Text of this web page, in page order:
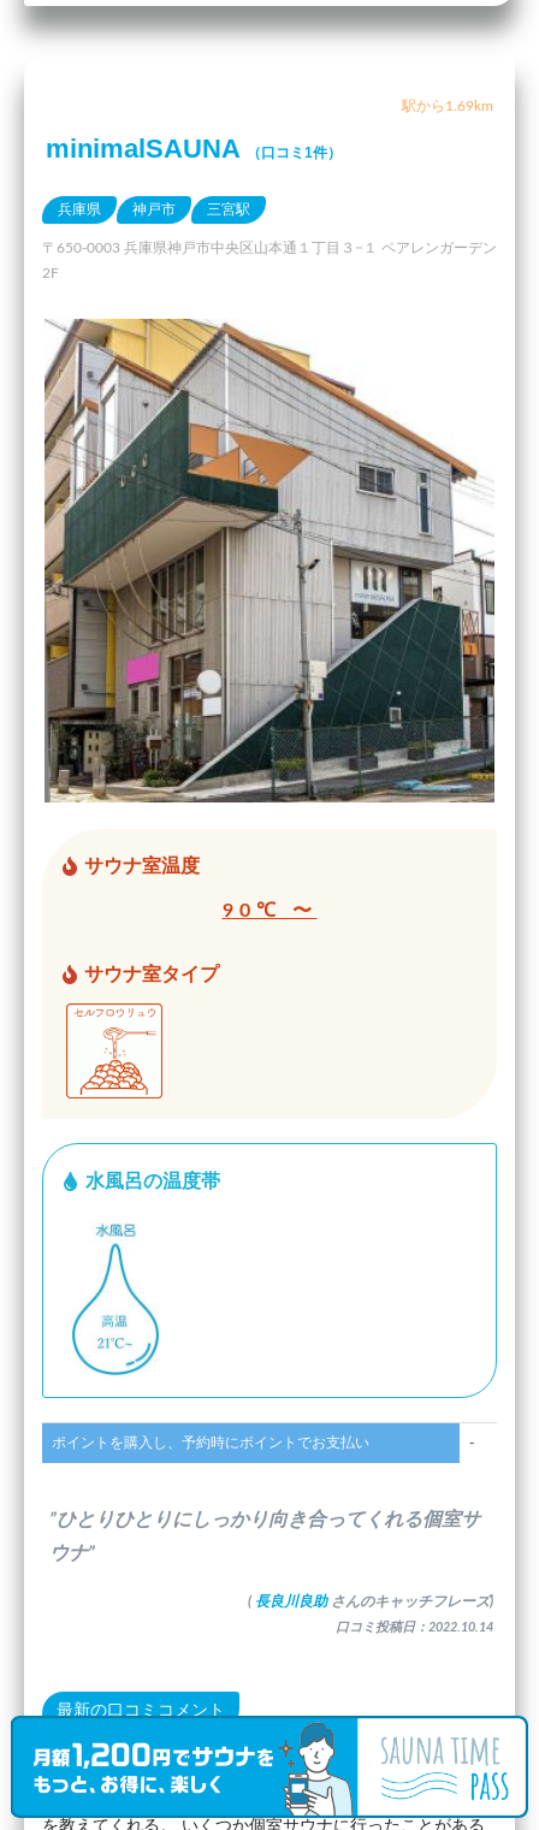
駅から1.69km
minimalSAUNA （口コミ1件）
兵庫県 神戸市 三宮駅
〒650-0003 兵庫県神戸市中央区山本通１丁目３−１ ペアレンガーデン
2F
サウナ室温度
90℃ 〜
サウナ室タイプ
水風呂の温度帯
ポイントを購入し、予約時にポイントでお支払い -
”ひとりひとりにしっかり向き合ってくれる個室サ
ウナ”
( 長良川良助 さんのキャッチフレーズ)
口コミ投稿日：2022.10.14
最新の口コミコメント
神戸に珍しい個室サウナ。 HPに載っているように、最初に
体調など丁寧にヒアリングしてくれて、サウナの入り方など
を教えてくれる。 いくつか個室サウナに行ったことがある